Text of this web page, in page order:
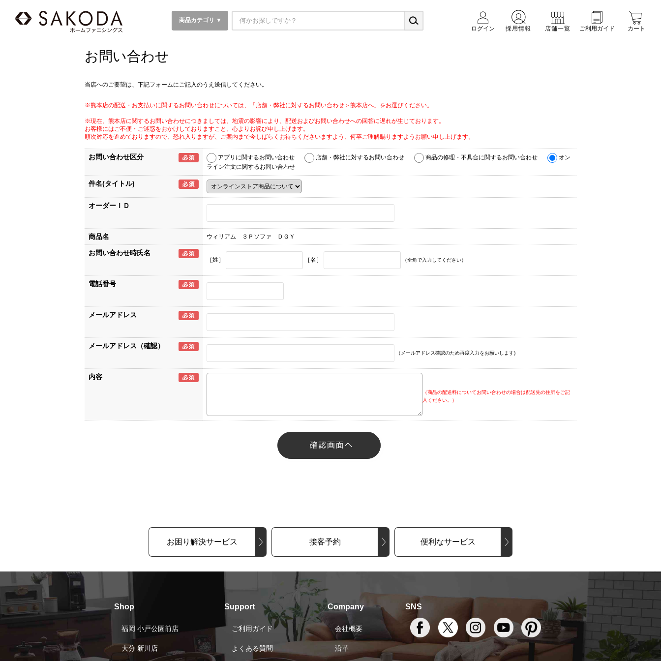
商品カテゴリ ▼
ログイン
採用情報 店舗一覧 ご利用ガイド カート
お問い合わせ
当店へのご要望は、下記フォームにご記入のうえ送信してください。
※熊本店の配送・お支払いに関するお問い合わせについては、「店舗・弊社に対するお問い合わせ＞熊本店へ」をお選びください。
※現在、熊本店に関するお問い合わせにつきましては、地震の影響により、配送およびお問い合わせへの回答に遅れが生じております。
お客様にはご不便・ご迷惑をおかけしておりますこと、心よりお詫び申し上げます。
順次対応を進めておりますので、恐れ入りますが、ご案内まで今しばらくお待ちくださいますよう、何卒ご理解賜りますようお願い申し上げます。
お問い合わせ区分 アプリに関するお問い合わせ 店舗・弊社に対するお問い合わせ 商品の修理・不具合に関するお問い合わせ
オン
ライン注文に関するお問い合わせ
件名(タイトル)
オーダーＩＤ
商品名 ウィリアム ３Ｐソファ ＤＧＹ
お問い合わせ時氏名
［姓］ ［名］ （全角で入力してください）
電話番号
メールアドレス
メールアドレス（確認）
（メールアドレス確認のため再度入力をお願いします)
内容
（商品の配送料についてお問い合わせの場合は配送先の住所をご記
入ください。）
お困り解決サービス 接客予約 便利なサービス
Shop
福岡 小戸公園前店
大分 新川店
Support
ご利用ガイド
よくある質問
Company
会社概要
沿革
SNS